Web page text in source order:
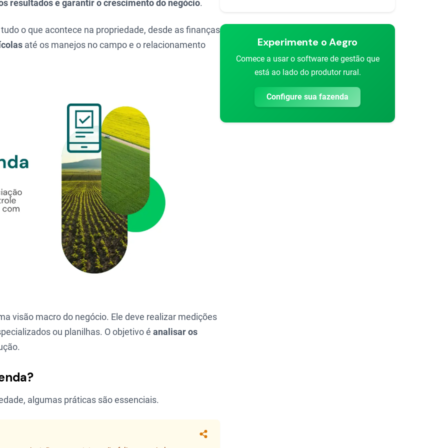
resultados e garantir o crescimento do negócio.
o que acontece na propriedade, desde as finanças
até os manejos no campo e o relacionamento
visão macro do negócio. Ele deve realizar medições
ou planilhas. O objetivo é analisar os
algumas práticas são essenciais.
Compartilhar
Experimente o Aegro
Comece a usar o software de gestão que
está ao lado do produtor rural.
Configure sua fazenda